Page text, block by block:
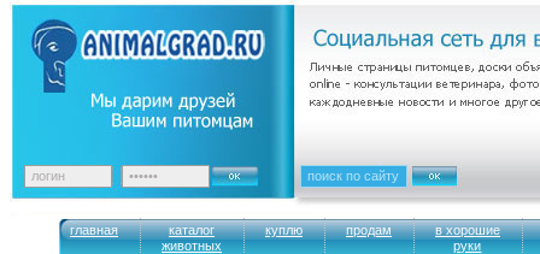
главная
каталог
животных
куплю продам
в хорошие
руки